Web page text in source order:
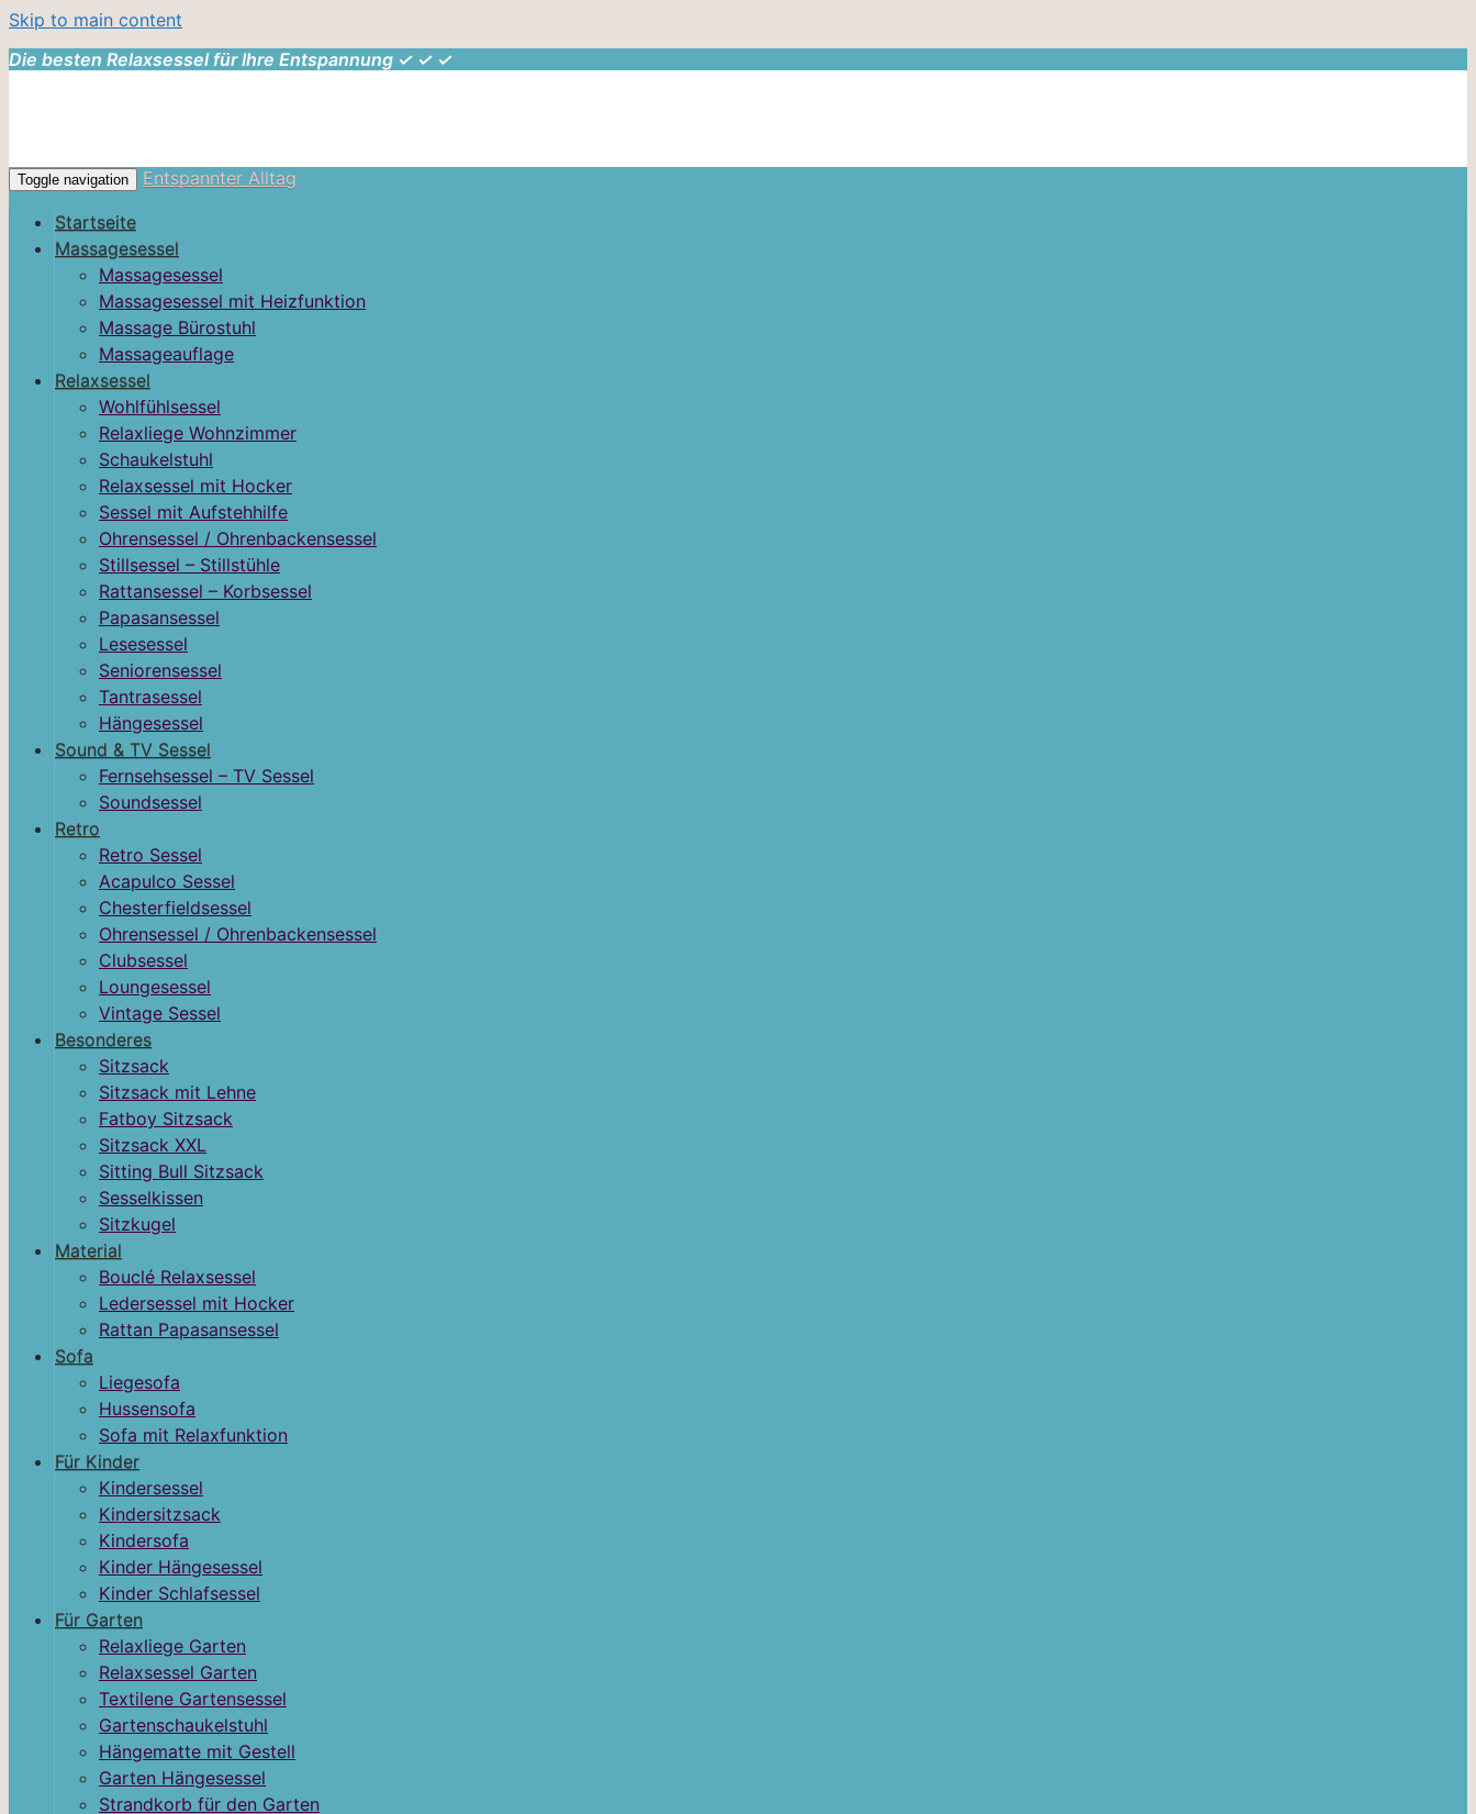
Skip to main content
Die besten Relaxsessel für Ihre Entspannung ✓ ✓ ✓
Toggle navigation
Entspannter Alltag
Startseite
Massagesessel
Massagesessel
Massagesessel mit Heizfunktion
Massage Bürostuhl
Massageauflage
Relaxsessel
Wohlfühlsessel
Relaxliege Wohnzimmer
Schaukelstuhl
Relaxsessel mit Hocker
Sessel mit Aufstehhilfe
Ohrensessel / Ohrenbackensessel
Stillsessel – Stillstühle
Rattansessel – Korbsessel
Papasansessel
Lesesessel
Seniorensessel
Tantrasessel
Hängesessel
Sound & TV Sessel
Fernsehsessel – TV Sessel
Soundsessel
Retro
Retro Sessel
Acapulco Sessel
Chesterfieldsessel
Ohrensessel / Ohrenbackensessel
Clubsessel
Loungesessel
Vintage Sessel
Besonderes
Sitzsack
Sitzsack mit Lehne
Fatboy Sitzsack
Sitzsack XXL
Sitting Bull Sitzsack
Sesselkissen
Sitzkugel
Material
Bouclé Relaxsessel
Ledersessel mit Hocker
Rattan Papasansessel
Sofa
Liegesofa
Hussensofa
Sofa mit Relaxfunktion
Für Kinder
Kindersessel
Kindersitzsack
Kindersofa
Kinder Hängesessel
Kinder Schlafsessel
Für Garten
Relaxliege Garten
Relaxsessel Garten
Textilene Gartensessel
Gartenschaukelstuhl
Hängematte mit Gestell
Garten Hängesessel
Strandkorb für den Garten